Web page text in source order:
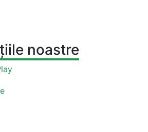
noastre